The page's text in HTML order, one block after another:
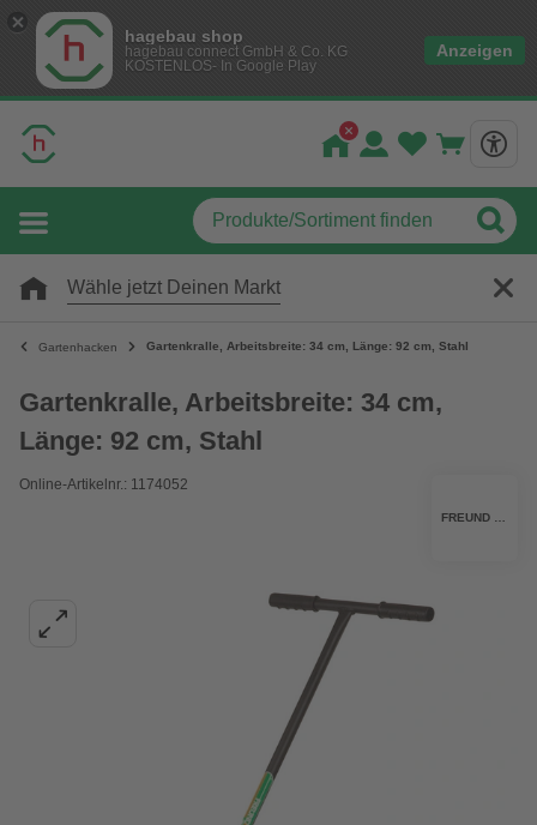
hagebau shop
hagebau connect GmbH & Co. KG
KOSTENLOS- In Google Play
Anzeigen
Wähle jetzt Deinen Markt
Gartenhacken Gartenkralle, Arbeitsbreite: 34 cm, Länge: 92 cm, Stahl
Gartenkralle, Arbeitsbreite: 34 cm,
Länge: 92 cm, Stahl
Online-Artikelnr.: 1174052